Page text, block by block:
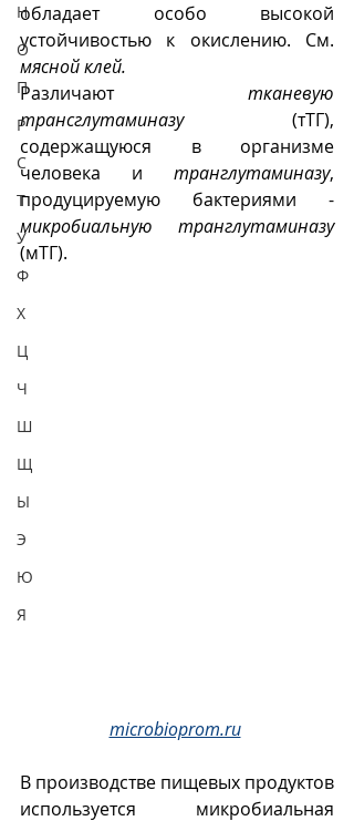
Н
О
П
Р
С
Т
У
Ф
Х
Ц
Ч
Ш
Щ
Ы
Э
Ю
Я
обладает особо высокой
мясной клей.
Различают тканевую
трансглутаминазу (тТГ),
содержащуюся в организме
человека и транглутаминазу,
микробиальную транглутаминазу
(мТГ).
microbioprom.ru
В производстве пищевых продуктов